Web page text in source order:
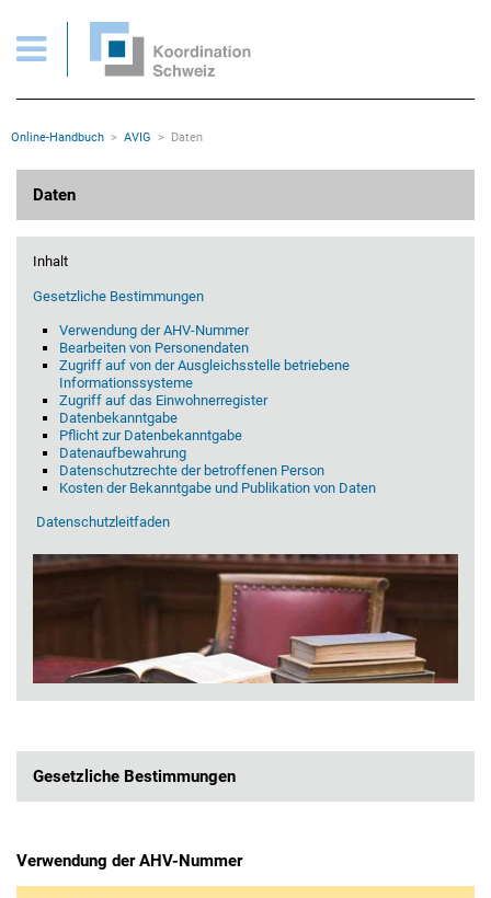
Wichtige Seiten
Home
Inhalt
Sitemap
Rootline Navigation
Online-Handbuch AVIG Daten
Daten
Inhalt
Gesetzliche Bestimmungen
Verwendung der AHV-Nummer
Bearbeiten von Personendaten
Zugriff auf von der Ausgleichsstelle betriebene
Informationssysteme
Zugriff auf das Einwohnerregister
Datenbekanntgabe
Pflicht zur Datenbekanntgabe
Datenaufbewahrung
Datenschutzrechte der betroffenen Person
Kosten der Bekanntgabe und Publikation von Daten
Datenschutzleitfaden
Gesetzliche Bestimmungen
Verwendung der AHV-Nummer